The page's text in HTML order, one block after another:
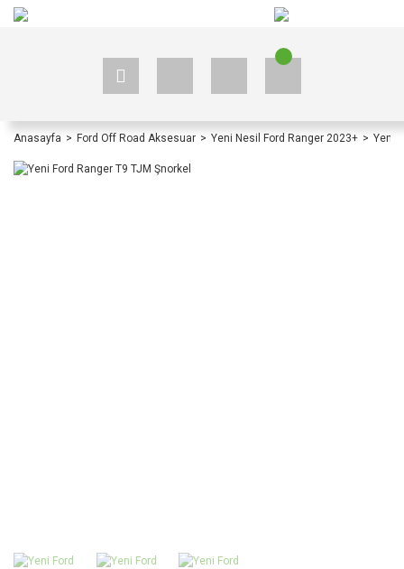
Anasayfa Ford Off Road Aksesuar Yeni Nesil Ford Ranger 2023+ Yeni